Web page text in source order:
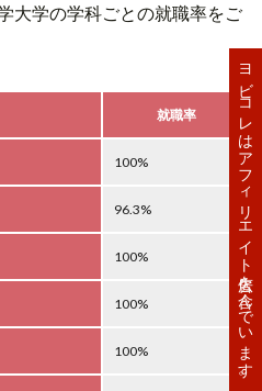
大学の学科ごとの就職率をご
就職率
100%
96.3%
100%
100%
100% ヨビコレはアフィリエイト広告を含んでいます。